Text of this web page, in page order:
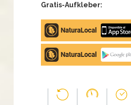
Gratis-Aufkleber:
Apple
store
Google
Play